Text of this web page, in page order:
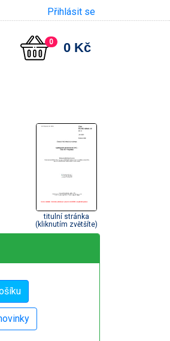
Přihlásit se
0 0 Kč
titulní stránka
(kliknutím zvětšíte)